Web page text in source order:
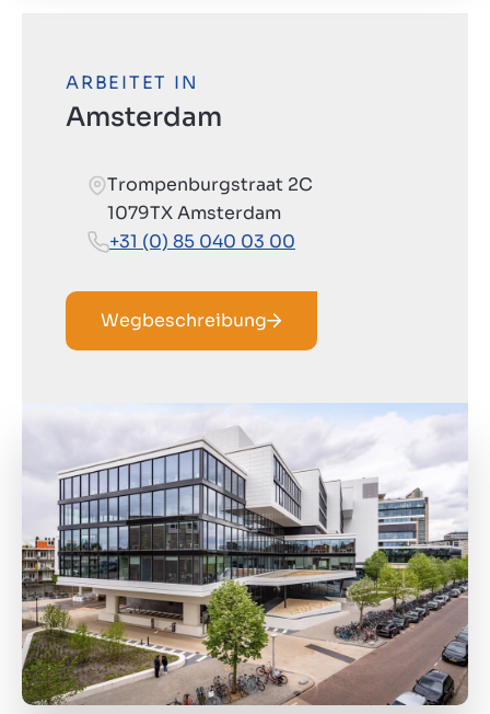
ARBEITET IN
Amsterdam
Trompenburgstraat 2C
1079TX Amsterdam
+31 (0) 85 040 03 00
Wegbeschreibung